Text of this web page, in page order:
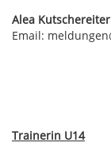
Alea Kutschereiter
Email:
Trainerin U14